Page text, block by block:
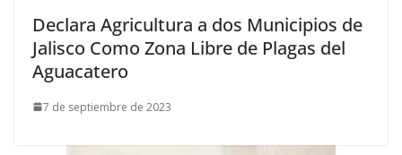
Declara Agricultura a dos Municipios de
Jalisco Como Zona Libre de Plagas del
Aguacatero
7 de septiembre de 2023